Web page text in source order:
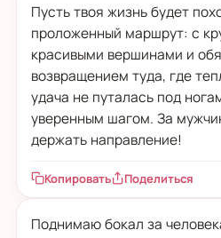
Пусть твоя жизнь будет
проложенный маршрут: с
красивыми вершинами и
возвращением туда, где
удача не путалась под
уверенным шагом. За
держать направление!
Копировать Поделиться
Поднимаю бокал за